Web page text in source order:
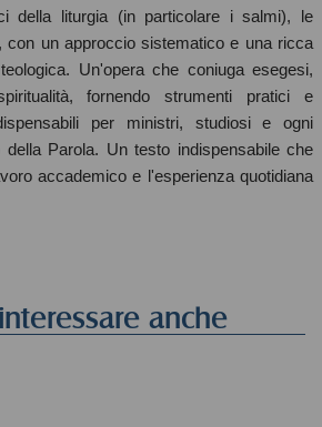
della liturgia (in particolare i salmi), le
con un approccio sistematico e una ricca
Un'opera che coniuga esegesi,
fornendo strumenti pratici e
per ministri, studiosi e ogni
della Parola. Un testo indispensabile che
accademico e l'esperienza quotidiana
anche